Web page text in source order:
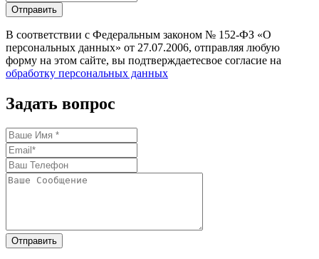
Отправить
В соответствии с Федеральным законом № 152-ФЗ «О
персональных данных» от 27.07.2006, отправляя любую
форму на этом сайте, вы подтверждаетесвое согласие на
обработку персональных данных
Задать вопрос
Отправить